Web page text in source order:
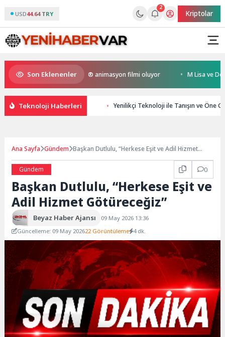
USD44.64 TRY
2
Kriptolar
Son Eklenenler
Kral Türkiye’nin ilk IMAX® animasyon filmi oluyor M Lisa ve Dolu
Teknoloji Haberleri Yenilikçi Teknoloji ile Tanışın ve Öne
Ana Sayfa Gündem Başkan Dutlulu, “Herkese Eşit ve Adil Hizmet
Gündem
0
Başkan Dutlulu, “Herkese Eşit ve
Adil Hizmet Götüreceğiz”
Beyaz Haber Ajansı
09 May 2026 13:36
Güncelleme: 09 May 202622 Görüntüleme 4 dk.